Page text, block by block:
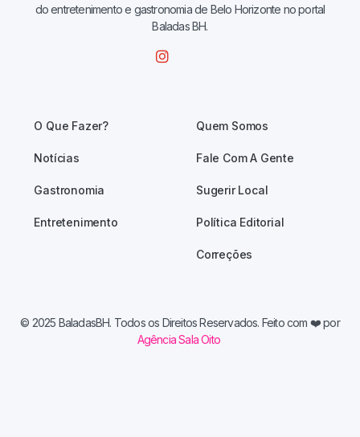
do entretenimento e gastronomia de Belo Horizonte no portal
Baladas BH.
O Que Fazer?
Notícias
Gastronomia
Entretenimento
Quem Somos
Fale Com A Gente
Sugerir Local
Política Editorial
Correções
© 2025 BaladasBH. Todos os Direitos Reservados. Feito com ❤️ por
Agência Sala Oito